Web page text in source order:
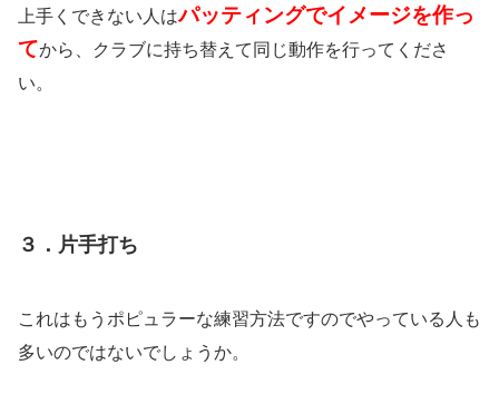
上手くできない人はパッティングでイメージを作っ
てから、クラブに持ち替えて同じ動作を行ってくださ
い。
３．片手打ち
これはもうポピュラーな練習方法ですのでやっている人も
多いのではないでしょうか。